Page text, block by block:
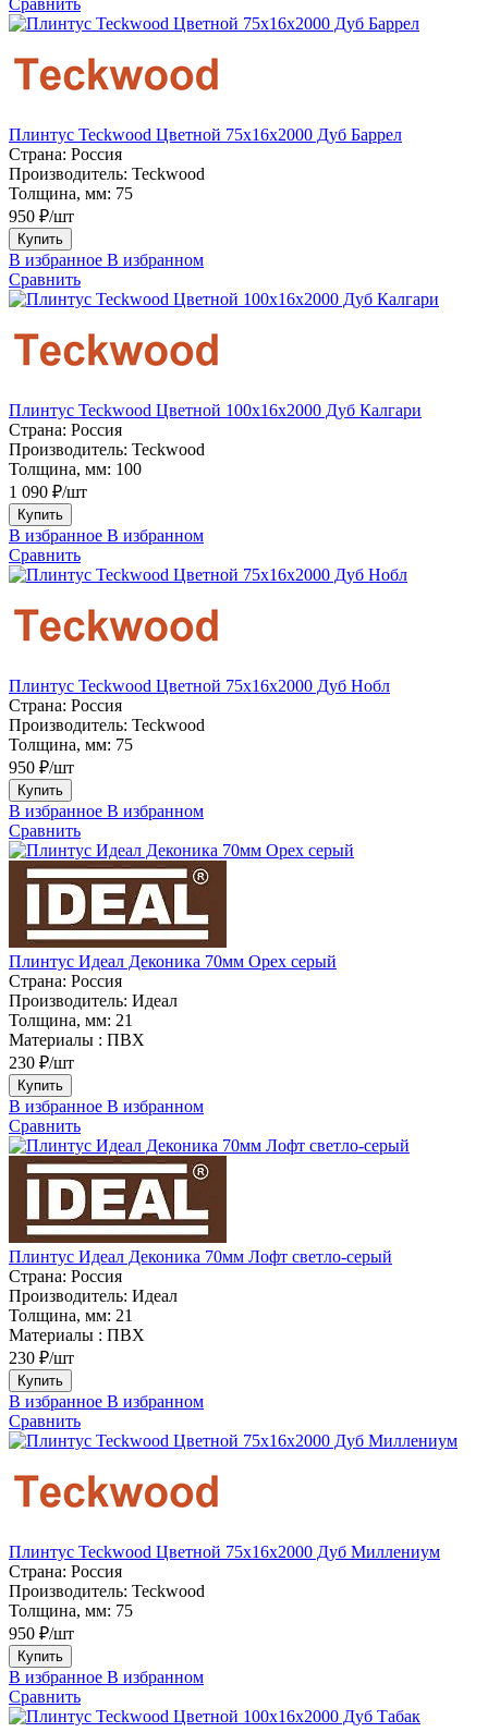
Плинтус Teckwood Цветной 75х16х2000 Дуб Баррел
Страна: Россия
Производитель: Teckwood
Толщина, мм: 75
950 ₽/шт
Купить
В избранное В избранном
Сравнить
Плинтус Teckwood Цветной 100x16х2000 Дуб Калгари
Страна: Россия
Производитель: Teckwood
Толщина, мм: 100
1 090 ₽/шт
Купить
В избранное В избранном
Сравнить
Плинтус Teckwood Цветной 75х16х2000 Дуб Нобл
Страна: Россия
Производитель: Teckwood
Толщина, мм: 75
950 ₽/шт
Купить
В избранное В избранном
Сравнить
Плинтус Идеал Деконика 70мм Орех серый
Страна: Россия
Производитель: Идеал
Толщина, мм: 21
Материалы : ПВХ
230 ₽/шт
Купить
В избранное В избранном
Сравнить
Плинтус Идеал Деконика 70мм Лофт светло-серый
Страна: Россия
Производитель: Идеал
Толщина, мм: 21
Материалы : ПВХ
230 ₽/шт
Купить
В избранное В избранном
Сравнить
Плинтус Teckwood Цветной 75х16х2000 Дуб Миллениум
Страна: Россия
Производитель: Teckwood
Толщина, мм: 75
950 ₽/шт
Купить
В избранное В избранном
Сравнить